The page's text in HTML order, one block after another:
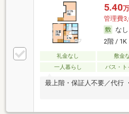
5.40
管理費
なし
2階 / 1K
礼金なし 敷金
一人暮らし
バス・ト
最上階・保証人不要／代行